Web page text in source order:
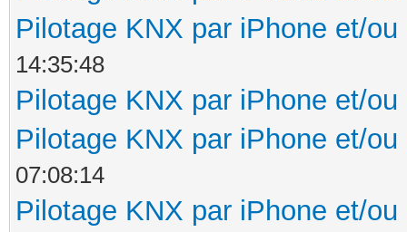
Pilotage KNX par iPhone et/ou
14:35:48
Pilotage KNX par iPhone et/ou
Pilotage KNX par iPhone et/ou
07:08:14
Pilotage KNX par iPhone et/ou